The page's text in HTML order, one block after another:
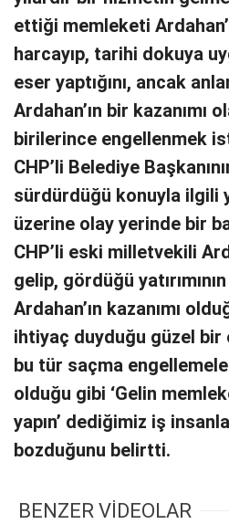
ettiği memleketi
harcayıp, tarihi dokuya
eser yaptığını, ancak
Ardahan’ın bir kazanımı
birilerince engellenmek
CHP’li Belediye
sürdürdüğü konuyla ilgili
üzerine olay yerinde bir
CHP’li eski milletvekili
gelip, gördüğü
Ardahan’ın kazanımı
ihtiyaç duyduğu güzel bir
bu tür saçma
olduğu gibi ‘Gelin
yapın’ dediğimiz iş
bozduğunu belirtti.
BENZER VİDEOLAR